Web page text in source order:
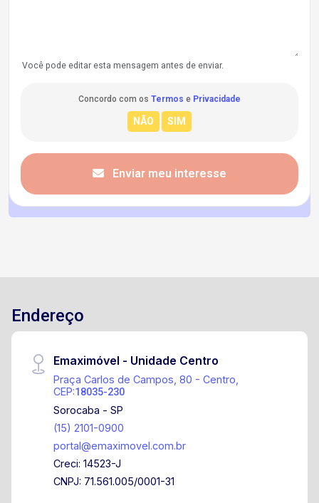
Você pode editar esta mensagem antes de enviar.
Concordo com os Termos e Privacidade
Enviar meu interesse
Endereço
Emaximóvel - Unidade Centro
Praça Carlos de Campos, 80 - Centro,
CEP:18035-230
Sorocaba - SP
(15) 2101-0900
portal@emaximovel.com.br
Creci: 14523-J
CNPJ: 71.561.005/0001-31